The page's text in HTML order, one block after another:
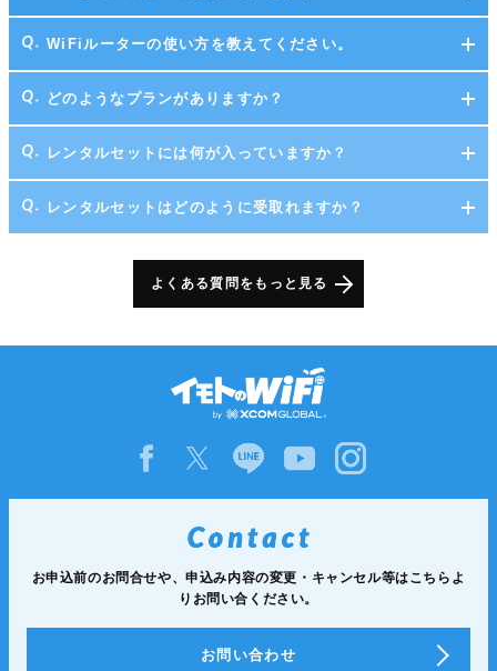
WiFiルーターの使い方を教えてください。
どのようなプランがありますか？
レンタルセットには何が入っていますか？
レンタルセットはどのように受取れますか？
よくある質問をもっと見る
お申込前のお問合せや、申込み内容の変更・キャンセル等はこちらよ
りお問い合ください。
お問い合わせ